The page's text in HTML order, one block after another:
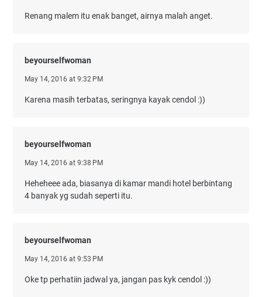
Renang malem itu enak banget, airnya malah anget.
beyourselfwoman
May 14, 2016 at 9:32 PM
Karena masih terbatas, seringnya kayak cendol :))
beyourselfwoman
May 14, 2016 at 9:38 PM
Heheheee ada, biasanya di kamar mandi hotel berbintang
4 banyak yg sudah seperti itu.
beyourselfwoman
May 14, 2016 at 9:53 PM
Oke tp perhatiin jadwal ya, jangan pas kyk cendol :))